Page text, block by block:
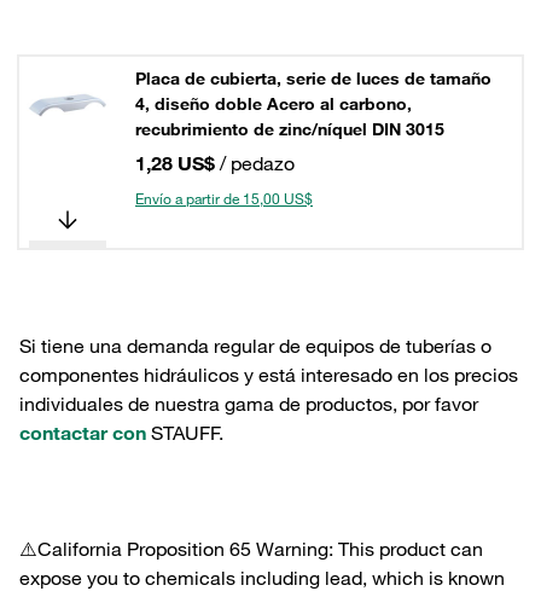
Placa de cubierta, serie de luces de tamaño
4, diseño doble Acero al carbono,
recubrimiento de zinc/níquel DIN 3015
1,28 US$ / pedazo
Envío a partir de 15,00 US$
Si tiene una demanda regular de equipos de tuberías o
componentes hidráulicos y está interesado en los precios
individuales de nuestra gama de productos, por favor
contactar con STAUFF.
⚠️California Proposition 65 Warning: This product can
expose you to chemicals including lead, which is known